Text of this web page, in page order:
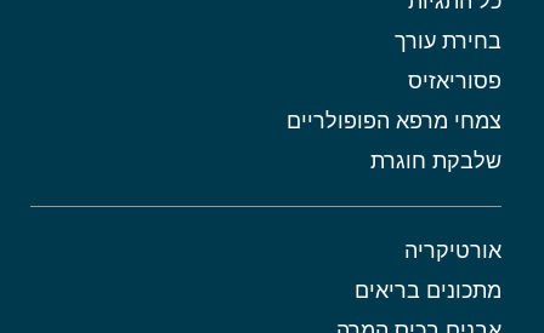
בחירת עורך
פסוריאזיס
צמחי מרפא הפופולריים
שלבקת חוגרת
אורטיקריה
מתכונים בריאים